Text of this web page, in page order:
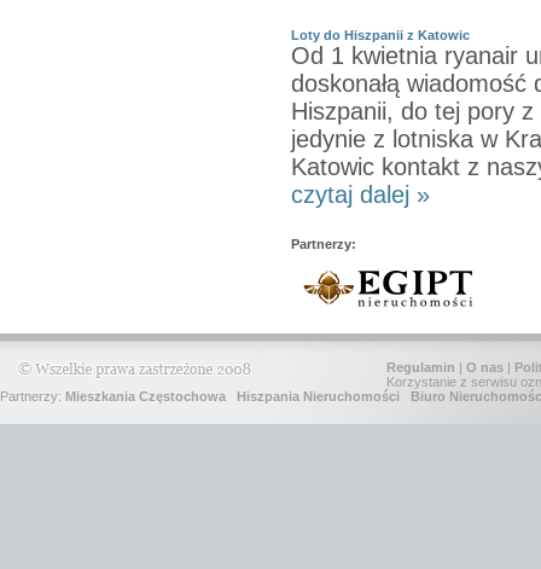
Loty do Hiszpanii z Katowic
Od 1 kwietnia ryanair
doskonałą wiadomość
Hiszpanii, do tej pory z
jedynie z lotniska w
Katowic kontakt z
czytaj dalej »
Partnerzy:
Regulamin | O nas |
Korzystanie z serwisu
Partnerzy: Mieszkania Częstochowa Hiszpania Nieruchomości Biuro